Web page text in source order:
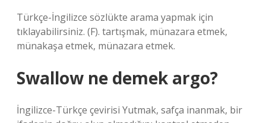
Türkçe-İngilizce sözlükte arama yapmak için
tıklayabilirsiniz. (F). tartışmak, münazara etmek,
münakaşa etmek, münazara etmek.
Swallow ne demek argo?
İngilizce-Türkçe çevirisi Yutmak, safça inanmak, bir